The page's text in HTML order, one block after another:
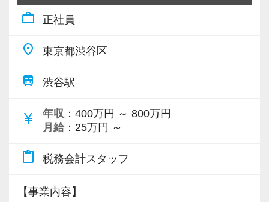
work_outline 正社員
place 東京都渋谷区
train 渋谷駅
currency_yen 年収 ：400万円 ～ 800万円
月給 ：25万円 ～
content_paste 税務会計スタッフ
【事業内容】